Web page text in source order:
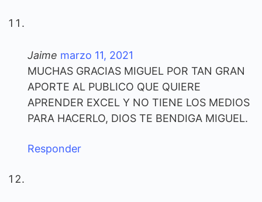
Jaime marzo 11, 2021
MUCHAS GRACIAS MIGUEL POR TAN GRAN
APORTE AL PUBLICO QUE QUIERE
APRENDER EXCEL Y NO TIENE LOS MEDIOS
PARA HACERLO, DIOS TE BENDIGA MIGUEL.
Responder